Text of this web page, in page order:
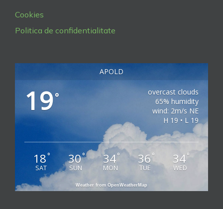
Cookies
Politica de confidentialitate
APOLD
19°
overcast clouds
65% humidity
wind: 2m/s NE
H 19 • L 19
18°
SAT
30°
SUN
34°
MON
36 °
TUE
34°
WED
Weather from OpenWeatherMap